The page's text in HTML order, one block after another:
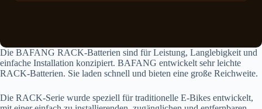
Die BAFANG RACK-Batterien sind für Leistung, Langlebigkeit und
einfache Installation konzipiert. BAFANG entwickelt sehr leichte
RACK-Batterien. Sie laden schnell und bieten eine große Reichweite.
Die RACK-Serie wurde speziell für traditionelle E-Bikes entwickelt,